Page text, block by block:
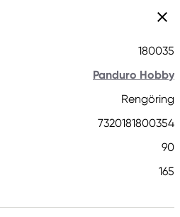
180035
Panduro Hobby
Rengöring
7320181800354
90
165